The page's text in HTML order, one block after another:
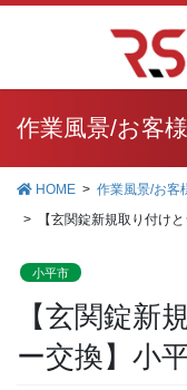
コ
ン
移
ナ
ー
ン
作業風景/お客
HOME 作業風景/お客
【玄関錠新規取り付け
小平市
【玄関錠新
ー交換】小